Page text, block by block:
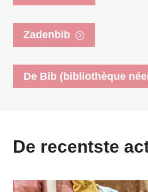
Zadenbib
De Bib (bibliothèque
De recentste